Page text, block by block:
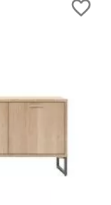
favorite_border